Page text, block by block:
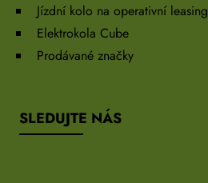
Jízdní kolo na operativní leasing
Elektrokola Cube
Prodávané značky
SLEDUJTE NÁS